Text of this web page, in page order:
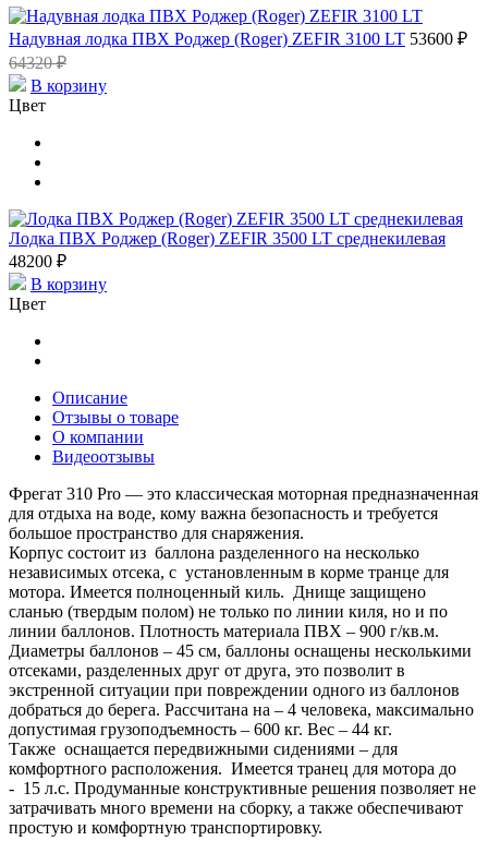
Надувная лодка ПВХ Роджер (Roger) ZEFIR 3100 LT 53600 ₽
64320 ₽
В корзину
Цвет
Лодка ПВХ Роджер (Roger) ZEFIR 3500 LT среднекилевая
48200 ₽
В корзину
Цвет
Описание
Отзывы о товаре
О компании
Видеоотзывы
Фрегат 310 Pro — это классическая моторная предназначенная
для отдыха на воде, кому важна безопасность и требуется
большое пространство для снаряжения.
Корпус состоит из баллона разделенного на несколько
независимых отсека, с установленным в корме транце для
мотора. Имеется полноценный киль. Днище защищено
сланью (твердым полом) не только по линии киля, но и по
линии баллонов. Плотность материала ПВХ – 900 г/кв.м.
Диаметры баллонов – 45 см, баллоны оснащены несколькими
отсеками, разделенных друг от друга, это позволит в
экстренной ситуации при повреждении одного из баллонов
добраться до берега. Рассчитана на – 4 человека, максимально
допустимая грузоподъемность – 600 кг. Вес – 44 кг.
Также оснащается передвижными сидениями – для
комфортного расположения. Имеется транец для мотора до
- 15 л.с. Продуманные конструктивные решения позволяет не
затрачивать много времени на сборку, а также обеспечивают
простую и комфортную транспортировку.